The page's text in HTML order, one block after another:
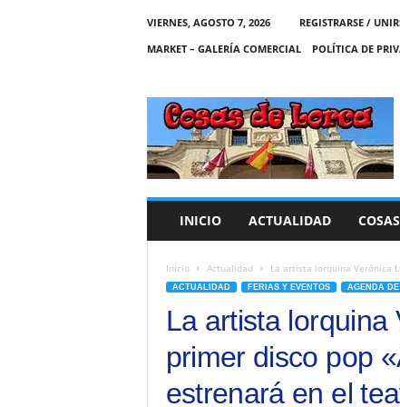
VIERNES, AGOSTO 7, 2026
REGISTRARSE /
MARKET – GALERÍA COMERCIAL
POLÍTICA DE
C
A
S
INICIO ACTUALIDAD
Inicio Actualidad La artista lorquina Verónica
ACTUALIDAD FERIAS Y EVENTOS AGENDA DE
La artista lorquina
primer disco pop
estrenará en el